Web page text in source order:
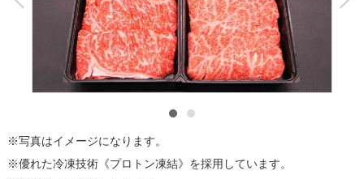
写真はイメージになります。
優れた冷凍技術《プロトン凍結》を採用しています。